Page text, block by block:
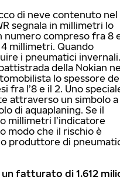
di neve contenuto nel
segnala in millimetri lo
compreso fra 8
millimetri. Quando
i pneumatici invernali.
della Nokian
lo spessore
fra l’8 e il 2. Uno
attraverso un simbolo a
di aquaplaning. Se il
millimetri l’indicatore
modo che il rischio è
produttore di
un fatturato di 1.612